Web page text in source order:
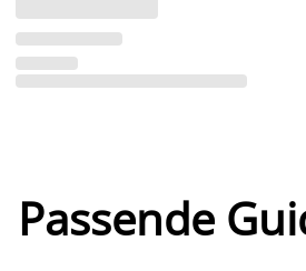
Passende